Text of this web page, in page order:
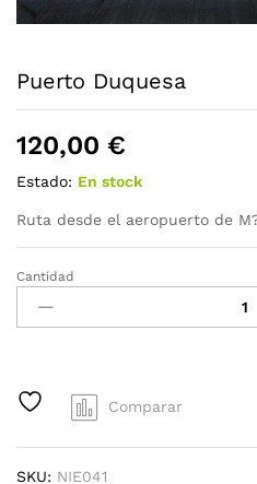
Puerto Duquesa
120,00 €
Estado: En stock
Ruta desde el aeropuerto de
Cantidad
Comparar
SKU: NIE041